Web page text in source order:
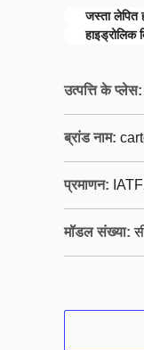
जस्ता लेपित
उत्पत्ति के प्लेस:
ब्रांड नाम:
प्रमाणन:
मॉडल संख्या: